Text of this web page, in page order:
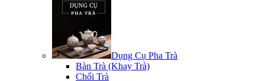
Dụng Cụ Pha Trà
Bàn Trà (Khay Trà)
Chổi Trà